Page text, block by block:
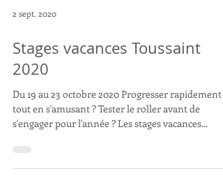
Stages vacances Toussaint
2020
Du 19 au 23 octobre 2020 Progresser rapidement
tout en s'amusant ? Tester le roller avant de